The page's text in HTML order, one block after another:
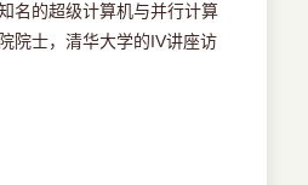
名的超级计算机与并行计算
院士，清华大学的IV讲座访